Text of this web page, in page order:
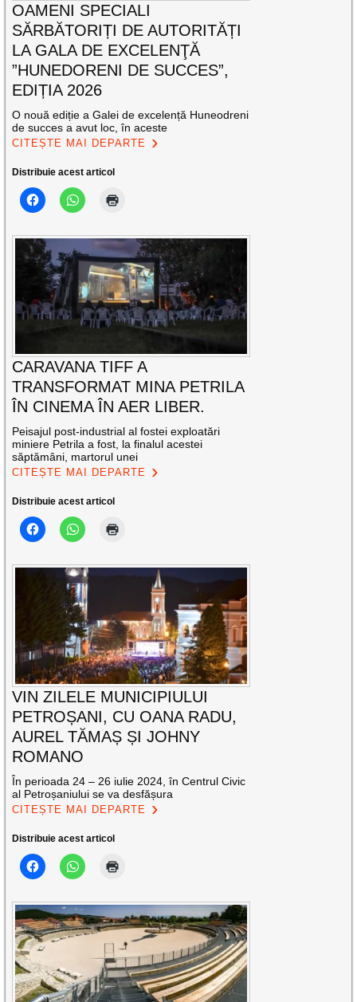
OAMENI SPECIALI
SĂRBĂTORIȚI DE AUTORITĂȚI
LA GALA DE EXCELENŢĂ
”HUNEDORENI DE SUCCES”,
EDIȚIA 2026
O nouă ediție a Galei de excelență Huneodreni
de succes a avut loc, în aceste
CITEȘTE MAI DEPARTE
Distribuie acest articol
CARAVANA TIFF A
TRANSFORMAT MINA PETRILA
ÎN CINEMA ÎN AER LIBER.
Peisajul post-industrial al fostei exploatări
miniere Petrila a fost, la finalul acestei
săptămâni, martorul unei
CITEȘTE MAI DEPARTE
Distribuie acest articol
VIN ZILELE MUNICIPIULUI
PETROȘANI, CU OANA RADU,
AUREL TĂMAȘ ȘI JOHNY
ROMANO
În perioada 24 – 26 iulie 2024, în Centrul Civic
al Petroșaniului se va desfășura
CITEȘTE MAI DEPARTE
Distribuie acest articol